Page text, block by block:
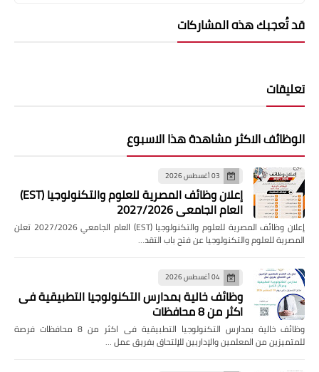
قد تُعجبك هذه المشاركات
تعليقات
الوظائف الاكثر مشاهدة هذا الاسبوع
03 أغسطس 2026
إعلان وظائف المصرية للعلوم والتكنولوجيا (EST)
العام الجامعي 2027/2026
إعلان وظائف المصرية للعلوم والتكنولوجيا (EST) العام الجامعي 2027/2026 تعلن
المصرية للعلوم والتكنولوجيا عن فتح باب التقد…
04 أغسطس 2026
وظائف خالية بمدارس التكنولوجيا التطبيقية فى
اكثر من 8 محافظات
وظائف خالية بمدارس التكنولوجيا التطبيقية فى اكثر من 8 محافظات فرصة
للمتميزين من المعلمين والإداريين للإلتحاق بفريق عمل …